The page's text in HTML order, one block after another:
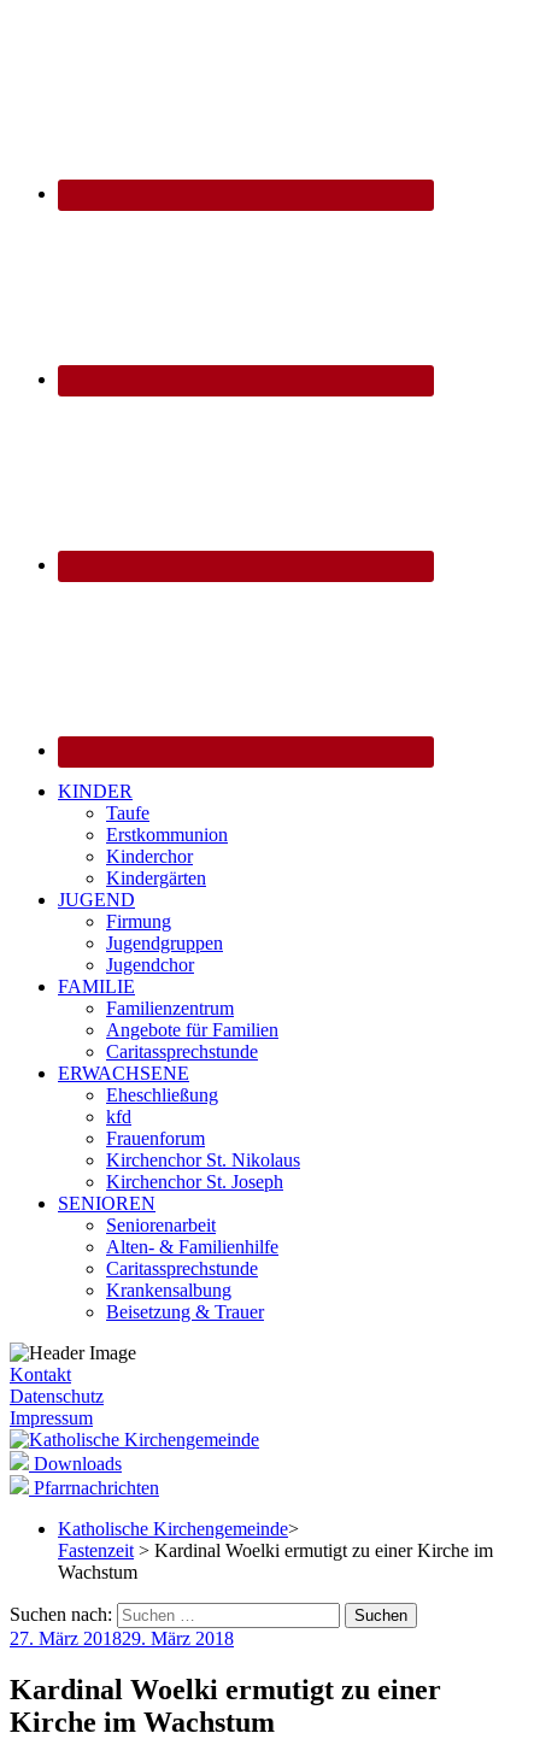
KINDER
Taufe
Erstkommunion
Kinderchor
Kindergärten
JUGEND
Firmung
Jugendgruppen
Jugendchor
FAMILIE
Familienzentrum
Angebote für Familien
Caritassprechstunde
ERWACHSENE
Eheschließung
kfd
Frauenforum
Kirchenchor St. Nikolaus
Kirchenchor St. Joseph
SENIOREN
Seniorenarbeit
Alten- & Familienhilfe
Caritassprechstunde
Krankensalbung
Beisetzung & Trauer
Kontakt
Datenschutz
Impressum
Downloads
Pfarrnachrichten
Katholische Kirchengemeinde>
Fastenzeit > Kardinal Woelki ermutigt zu einer Kirche im
Wachstum
Suchen nach:
27. März 201829. März 2018
Kardinal Woelki ermutigt zu einer
Kirche im Wachstum